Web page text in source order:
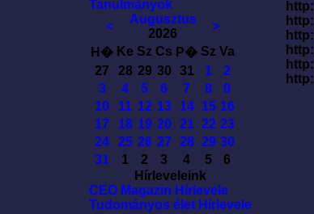
Tanulmányok
<
Augusztus
2026
>
H� Ke Sz Cs P� Sz Va
27
28 29 30 31 1
2
3
4 5 6 7 8
9
10
11 12 13 14 15 16
17
18 19 20 21 22 23
24
25 26 27 28 29 30
31
1 2 3 4 5
6
Hírleveleink
CEO Magazin Hírlevele
Tudományos élet Hírlevele